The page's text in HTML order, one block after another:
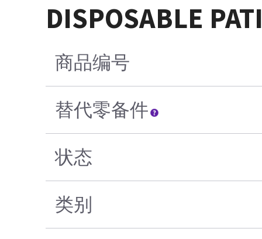
DISPOSABLE
商品编号
替代零备件
状态
类别